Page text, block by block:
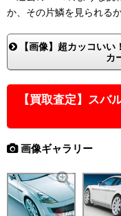
か、その片鱗を見られる
【画像】超カッコい
カ
【買取査定】スバ
画像ギャラリー